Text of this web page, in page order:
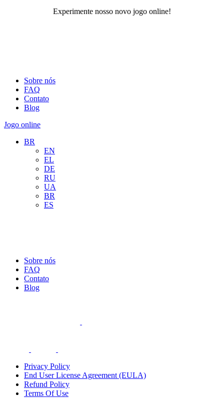
Experimente nosso novo jogo online!
Sobre nós
FAQ
Contato
Blog
Jogo online
BR
EN
EL
DE
RU
UA
BR
ES
Sobre nós
FAQ
Contato
Blog
Privacy Policy
End User License Agreement (EULA)
Refund Policy
Terms Of Use